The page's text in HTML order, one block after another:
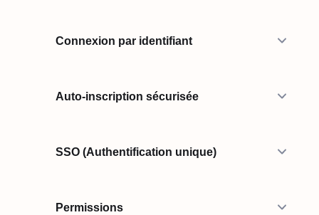
Connexion par identifiant
Auto-inscription sécurisée
SSO (Authentification unique)
Permissions